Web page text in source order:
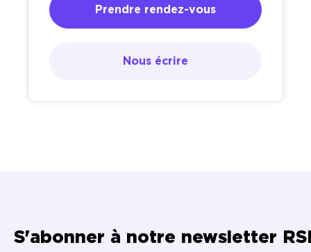
Prendre rendez-vous
Nous écrire
S'abonner à notre newsletter